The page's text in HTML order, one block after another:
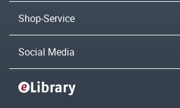
Shop-Service
Social Media